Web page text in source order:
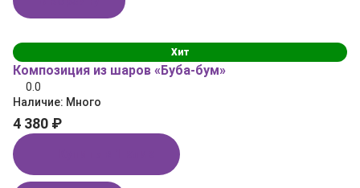
Хит
Композиция из шаров «Буба‑бум»
0.0
Наличие: Много
4 380 ₽